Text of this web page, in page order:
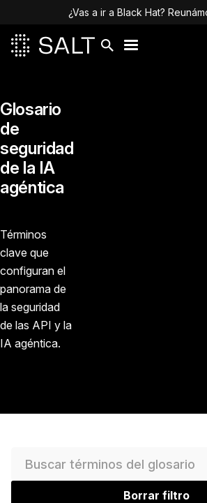
¿Vas a ir a Black Hat?
Glosario
de
seguridad
de la IA
agéntica
Términos
clave que
configuran el
panorama de
la seguridad
de las API y la
IA agéntica.
Buscar glosario
Borrar filtro